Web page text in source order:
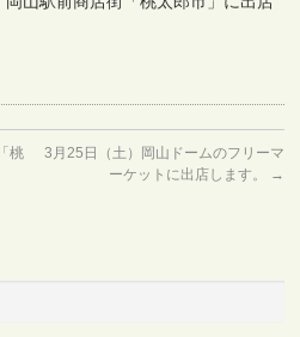
桃
3月25日（土）岡山ドームのフリーマ
ーケットに出店します。
→